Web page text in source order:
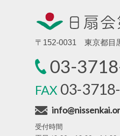
〒152-0031 東京都目
03-
FAX03-
受付時間